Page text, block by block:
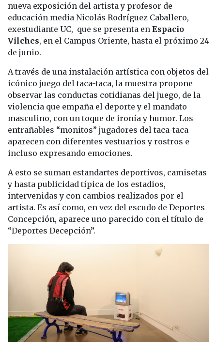
nueva exposición del artista y profesor de
educación media Nicolás Rodríguez Caballero,
exestudiante UC, que se presenta en Espacio
Vilches, en el Campus Oriente, hasta el próximo 24
de junio.
A través de una instalación artística con objetos del
icónico juego del taca-taca, la muestra propone
observar las conductas cotidianas del juego, de la
violencia que empaña el deporte y el mandato
masculino, con un toque de ironía y humor. Los
entrañables “monitos” jugadores del taca-taca
aparecen con diferentes vestuarios y rostros e
incluso expresando emociones.
A esto se suman estandartes deportivos, camisetas
y hasta publicidad típica de los estadios,
intervenidas y con cambios realizados por el
artista. Es así como, en vez del escudo de Deportes
Concepción, aparece uno parecido con el título de
“Deportes Decepción”.